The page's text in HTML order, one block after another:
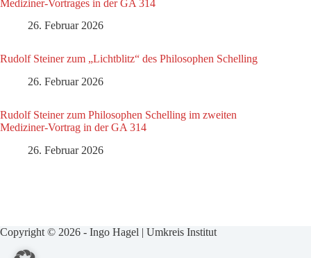
Mediziner-Vortrages in der GA 314
26. Februar 2026
Rudolf Steiner zum „Lichtblitz“ des Philosophen Schelling
26. Februar 2026
Rudolf Steiner zum Philosophen Schelling im zweiten
Mediziner-Vortrag in der GA 314
26. Februar 2026
Copyright © 2026 - Ingo Hagel | Umkreis Institut